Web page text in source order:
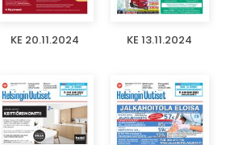
KE 20.11.2024 KE 13.11.2024